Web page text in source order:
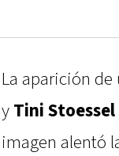
La aparición
y Tini Stoessel
imagen alentó